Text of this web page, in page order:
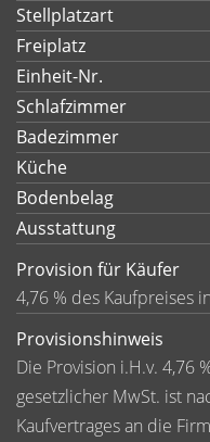
Stellplatzart
Freiplatz
Einheit-Nr.
Schlafzimmer
Badezimmer
Küche
Bodenbelag
Ausstattung
Provision für Käufer
4,76 % des Kaufpreises
Provisionshinweis
Die Provision i.H.v. 4,76
gesetzlicher MwSt. ist
Kaufvertrages an die